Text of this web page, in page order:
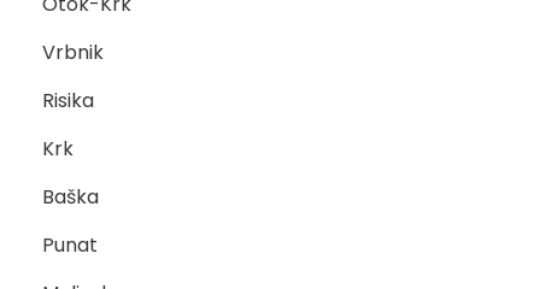
Vrbnik
Risika
Krk
Baška
Punat